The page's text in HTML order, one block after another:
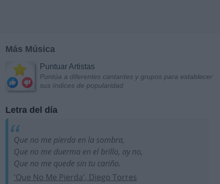
Más Música
Puntuar Artistas
Puntúa a diferentes cantantes y grupos para establecer
sus índices de popularidad
Letra del día
Que no me pierda en la sombra,
Que no me duerma en el brillo, ay no,
Que no me quede sin tu cariño.
'Que No Me Pierda', Diego Torres